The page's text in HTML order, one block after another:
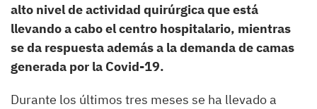
alto nivel de actividad quirúrgica que está
llevando a cabo el centro hospitalario, mientras
se da respuesta además a la demanda de camas
generada por la Covid-19.
Durante los últimos tres meses se ha llevado a